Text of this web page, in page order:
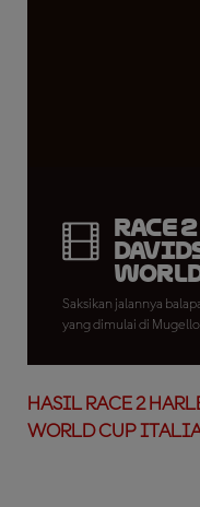
Race
Saksikan jalannya
yang dimulai di Mugello.
HASIL RACE 2
WORLD CUP